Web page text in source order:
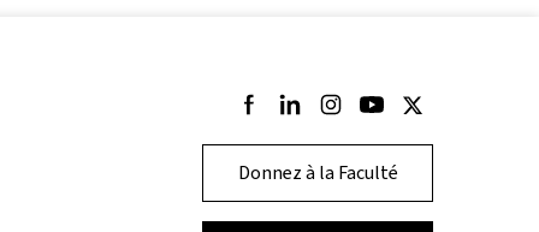
Suivez-nous sur Facebook
Suivez-nous sur LinkedIn
Suivez-nous sur Instagram
Suivez-nous sur
Suivez-nous sur
Donnez à la Faculté